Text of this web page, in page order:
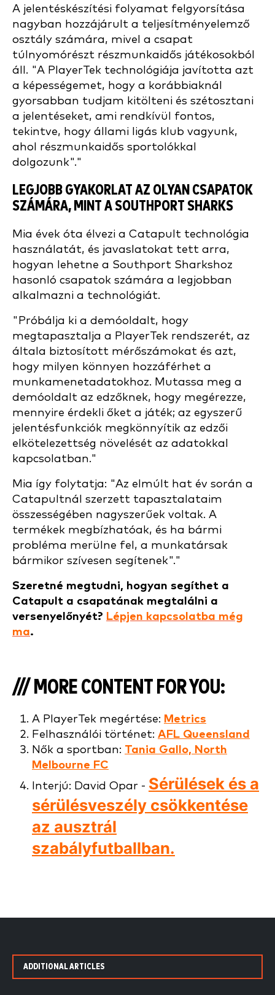
A jelentéskészítési folyamat felgyorsítása
nagyban hozzájárult a teljesítményelemző
osztály számára, mivel a csapat
túlnyomórészt részmunkaidős játékosokból
áll. "A PlayerTek technológiája javította azt
a képességemet, hogy a korábbiaknál
gyorsabban tudjam kitölteni és szétosztani
a jelentéseket, ami rendkívül fontos,
tekintve, hogy állami ligás klub vagyunk,
ahol részmunkaidős sportolókkal
dolgozunk"."
LEGJOBB GYAKORLAT AZ OLYAN CSAPATOK
SZÁMÁRA, MINT A SOUTHPORT SHARKS
Mia évek óta élvezi a Catapult technológia
használatát, és javaslatokat tett arra,
hogyan lehetne a Southport Sharkshoz
hasonló csapatok számára a legjobban
alkalmazni a technológiát.
"Próbálja ki a demóoldalt, hogy
megtapasztalja a PlayerTek rendszerét, az
általa biztosított mérőszámokat és azt,
hogy milyen könnyen hozzáférhet a
munkamenetadatokhoz. Mutassa meg a
demóoldalt az edzőknek, hogy megérezze,
mennyire érdekli őket a játék; az egyszerű
jelentésfunkciók megkönnyítik az edzői
elkötelezettség növelését az adatokkal
kapcsolatban."
Mia így folytatja: "Az elmúlt hat év során a
Catapultnál szerzett tapasztalataim
összességében nagyszerűek voltak. A
termékek megbízhatóak, és ha bármi
probléma merülne fel, a munkatársak
bármikor szívesen segítenek"."
Szeretné megtudni, hogyan segíthet a
Catapult a csapatának megtalálni a
versenyelőnyét? Lépjen kapcsolatba még
ma.
/// MORE CONTENT FOR YOU:
A PlayerTek megértése: Metrics
Felhasználói történet: AFL Queensland
Nők a sportban: Tania Gallo, North
Melbourne FC
Interjú: David Opar - Sérülések és a
sérülésveszély csökkentése
az ausztrál
szabályfutballban.
ADDITIONAL ARTICLES